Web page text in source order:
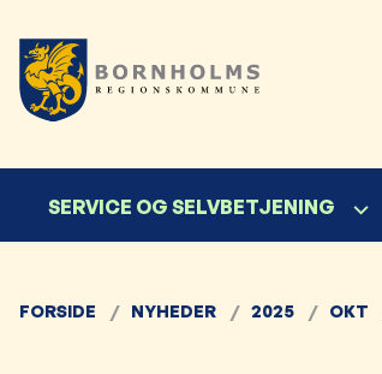
SERVICE OG SELVBETJENING
FORSIDE NYHEDER 2025 OKT